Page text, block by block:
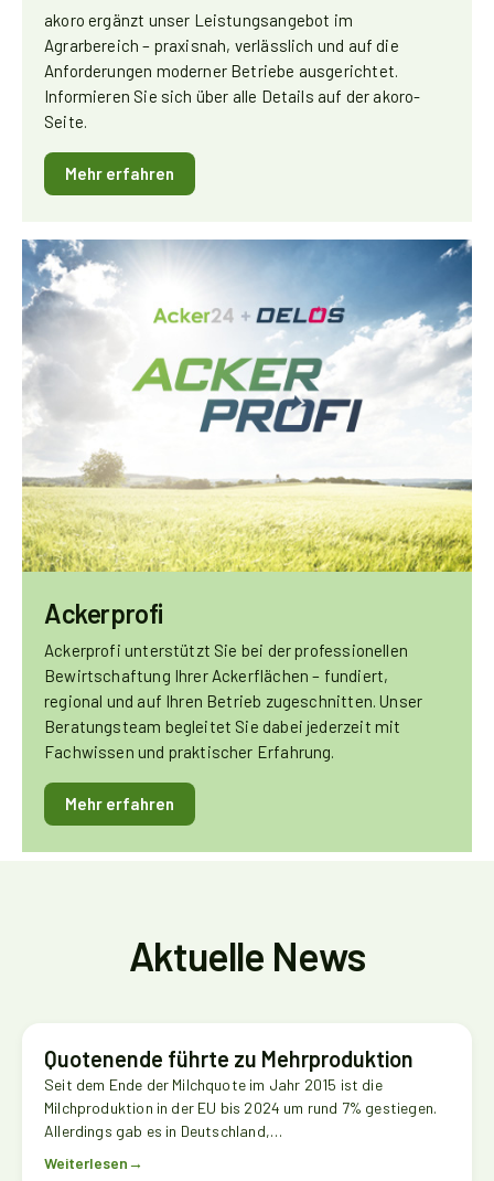
akoro ergänzt unser Leistungsangebot im
Agrarbereich – praxisnah, verlässlich und auf die
Anforderungen moderner Betriebe ausgerichtet.
Informieren Sie sich über alle Details auf der akoro-
Seite.
Mehr erfahren
Ackerprofi
Ackerprofi unterstützt Sie bei der professionellen
Bewirtschaftung Ihrer Ackerflächen – fundiert,
regional und auf Ihren Betrieb zugeschnitten. Unser
Beratungsteam begleitet Sie dabei jederzeit mit
Fachwissen und praktischer Erfahrung.
Mehr erfahren
Aktuelle News
Quotenende führte zu Mehrproduktion
Seit dem Ende der Milchquote im Jahr 2015 ist die
Milchproduktion in der EU bis 2024 um rund 7% gestiegen.
Allerdings gab es in Deutschland,…
Weiterlesen→